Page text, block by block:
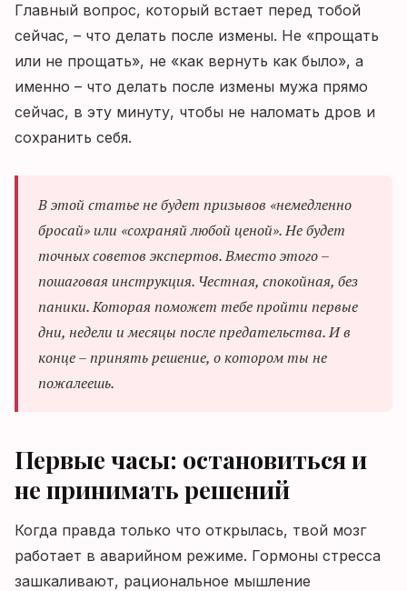
Главный вопрос, который встает перед тобой
сейчас, – что делать после измены. Не «прощать
или не прощать», не «как вернуть как было», а
именно – что делать после измены мужа прямо
сейчас, в эту минуту, чтобы не наломать дров и
сохранить себя.
В этой статье не будет призывов «немедленно
бросай» или «сохраняй любой ценой». Не будет
точных советов экспертов. Вместо этого –
пошаговая инструкция. Честная, спокойная, без
паники. Которая поможет тебе пройти первые
дни, недели и месяцы после предательства. И в
конце – принять решение, о котором ты не
пожалеешь.
Первые часы: остановиться и
не принимать решений
Когда правда только что открылась, твой мозг
работает в аварийном режиме. Гормоны стресса
зашкаливают, рациональное мышление